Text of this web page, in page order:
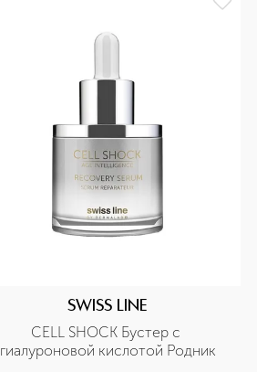
SWISS LINE
CELL SHOCK Бустер с
гиалуроновой кислотой Родник